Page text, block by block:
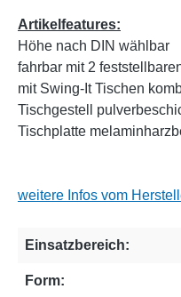
Artikelfeatures:
Höhe nach DIN wählbar
fahrbar mit 2
mit Swing-It Tischen
Tischgestell
Tischplatte
weitere Infos vom
Einsatzbereich:
Form: